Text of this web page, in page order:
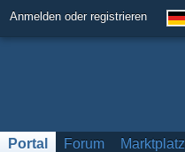
Anmelden oder registrieren
Portal Forum Marktplatz